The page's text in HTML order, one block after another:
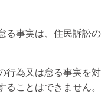
事実は、住民訴訟の
為又は怠る事実を対
ことはできません。